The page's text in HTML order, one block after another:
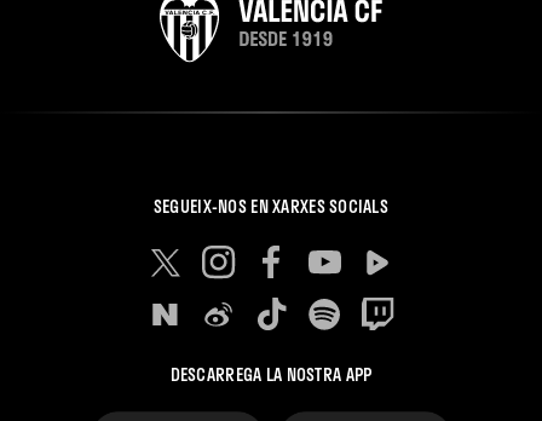
SEGUEIX-NOS EN XARXES SOCIALS
DESCARREGA LA NOSTRA APP